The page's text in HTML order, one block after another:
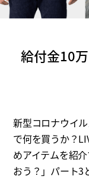
給付金10
新型コロナウイ
で何を買うか？
めアイテムを紹
おう？」パート3